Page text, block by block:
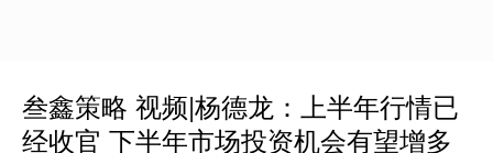
叁鑫策略 视频|杨德龙：上半年行情已
经收官 下半年市场投资机会有望增多